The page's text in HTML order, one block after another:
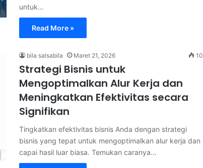
untuk…
Read More »
bila salsabila Maret 21, 2026 10
Strategi Bisnis untuk
Mengoptimalkan Alur Kerja dan
Meningkatkan Efektivitas secara
Signifikan
Tingkatkan efektivitas bisnis Anda dengan strategi
bisnis yang tepat untuk mengoptimalkan alur kerja dan
capai hasil luar biasa. Temukan caranya…